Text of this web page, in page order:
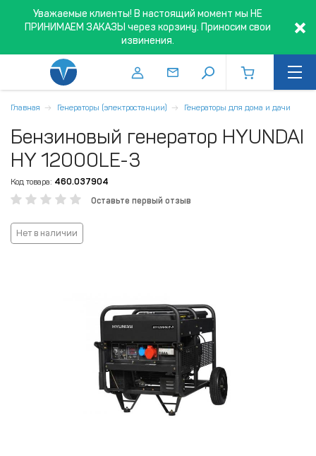
Уважаемые клиенты! В настоящий момент мы НЕ
ПРИНИМАЕМ ЗАКАЗЫ через корзину. Приносим свои
извинения.
Главная Генераторы (электростанции) Генераторы для дома и дачи
Бензиновый генератор HYUNDAI
HY 12000LE-3
Код товара: 460.037904
Оставьте первый отзыв
Нет в наличии